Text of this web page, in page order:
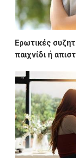
Ερωτικές
παιχνίδι ή